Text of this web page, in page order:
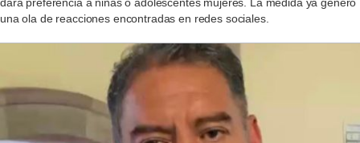
una ola de reacciones encontradas en redes sociales.